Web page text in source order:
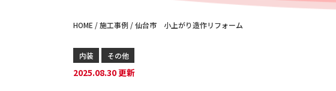
HOME /施工事例 /仙台市 小上がり造作リフォーム
内装 その他
2025.08.30 更新